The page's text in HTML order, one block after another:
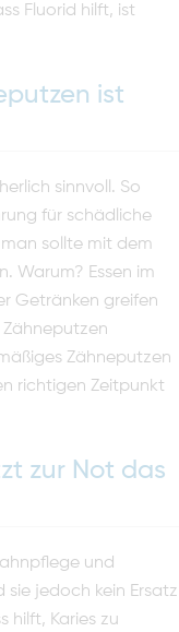
Fluorid hilft, ist
ist
sinnvoll. So
für schädliche
sollte mit dem
Warum? Essen im
Getränken greifen
Zähneputzen
richtigen Zeitpunkt
zur Not das
und
sie jedoch kein Ersatz
hilft, Karies zu